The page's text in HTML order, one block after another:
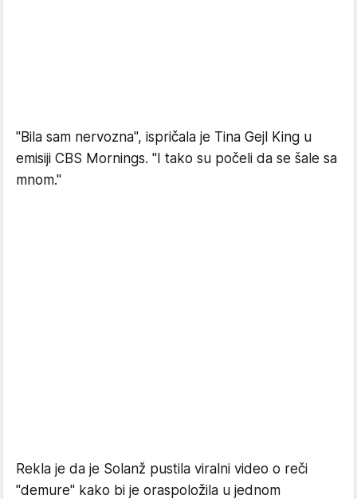
"Bila sam nervozna", ispričala je Tina Gejl King u
emisiji CBS Mornings. "I tako su počeli da se šale sa
mnom."
Rekla je da je Solanž pustila viralni video o reči
"demure" kako bi je oraspoložila u jednom